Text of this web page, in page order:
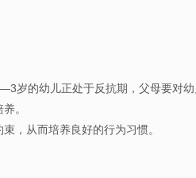
岁的幼儿正处于反抗期，父母要对
培养。
束，从而培养良好的行为习惯。